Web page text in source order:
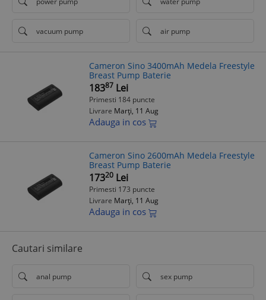
vacuum pump air pump
Cameron Sino 3400mAh Medela Freestyle
Breast Pump Baterie
18387 Lei
Primesti 184 puncte
Livrare Marți, 11 Aug
Adauga in cos
Cameron Sino 2600mAh Medela Freestyle
Breast Pump Baterie
17320 Lei
Primesti 173 puncte
Livrare Marți, 11 Aug
Adauga in cos
Cautari similare
anal pump sex pump